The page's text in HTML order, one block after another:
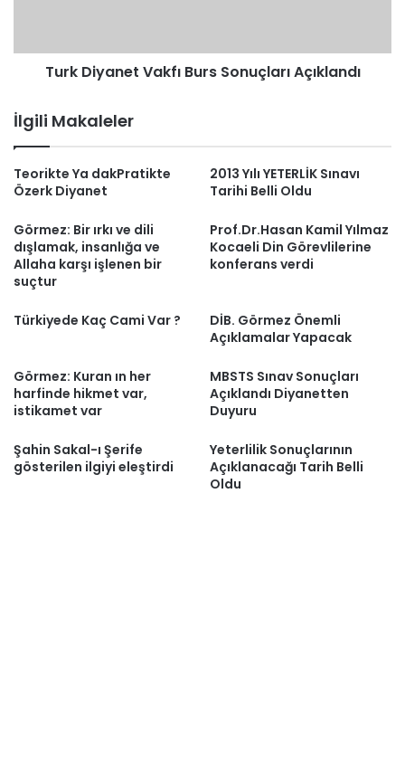
Turk Diyanet Vakfı Burs Sonuçları Açıklandı
İlgili Makaleler
Teorikte Ya dakPratikte
Özerk Diyanet
2013 Yılı YETERLİK Sınavı
Tarihi Belli Oldu
Görmez: Bir ırkı ve dili
dışlamak, insanlığa ve
Allaha karşı işlenen bir
suçtur
Prof.Dr.Hasan Kamil Yılmaz
Kocaeli Din Görevlilerine
konferans verdi
Türkiyede Kaç Cami Var ?
DİB. Görmez Önemli
Açıklamalar Yapacak
Görmez: Kuran ın her
harfinde hikmet var,
istikamet var
MBSTS Sınav Sonuçları
Açıklandı Diyanetten
Duyuru
Şahin Sakal-ı Şerife
gösterilen ilgiyi eleştirdi
Yeterlilik Sonuçlarının
Açıklanacağı Tarih Belli
Oldu